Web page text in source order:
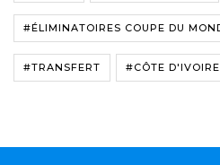
#ÉLIMINATOIRES COUPE DU
#TRANSFERT #CÔTE D'IVOIRE